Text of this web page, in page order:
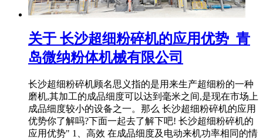
关于 长沙超细粉碎机的应用优势_青
岛微纳粉体机械有限公司
长沙超细粉碎机顾名思义指的是用来生产超细粉的一种
磨机,其加工的成品细度可以达到毫米之间,是现在市场上
成品细度较小的设备之一。那么 长沙超细粉碎机的应用
优势你了解吗?下面一起去了解下吧! 长沙超细粉碎机的
应用优势" 1、高效 在成品细度及电动来机功率相同的情